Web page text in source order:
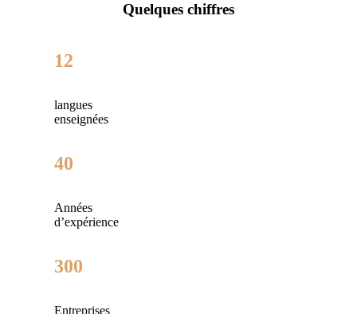
Quelques chiffres
12
langues
enseignées
40
Années
d’expérience
300
Entreprises